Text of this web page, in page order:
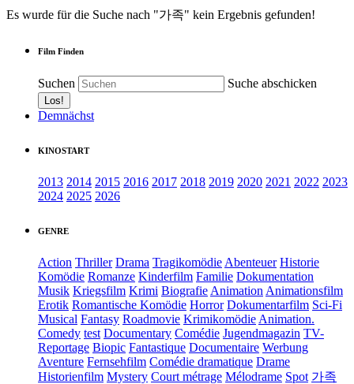
Es wurde für die Suche nach "가족" kein Ergebnis gefunden!
Film Finden
Suchen Suche abschicken
Demnächst
KINOSTART
2013 2014 2015 2016 2017 2018 2019 2020 2021 2022 2023
2024 2025 2026
GENRE
Action Thriller Drama Tragikomödie Abenteuer Historie
Komödie Romanze Kinderfilm Familie Dokumentation
Musik Kriegsfilm Krimi Biografie Animation Animationsfilm
Erotik Romantische Komödie Horror Dokumentarfilm Sci-Fi
Musical Fantasy Roadmovie Krimikomödie Animation.
Comedy test Documentary Comédie Jugendmagazin TV-
Reportage Biopic Fantastique Documentaire Werbung
Aventure Fernsehfilm Comédie dramatique Drame
Historienfilm Mystery Court métrage Mélodrame Spot 가족